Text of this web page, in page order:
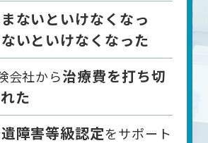
ないといけなくなっ
いといけなくなった
会社から治療費を打ち切
た
障害等級認定をサポート